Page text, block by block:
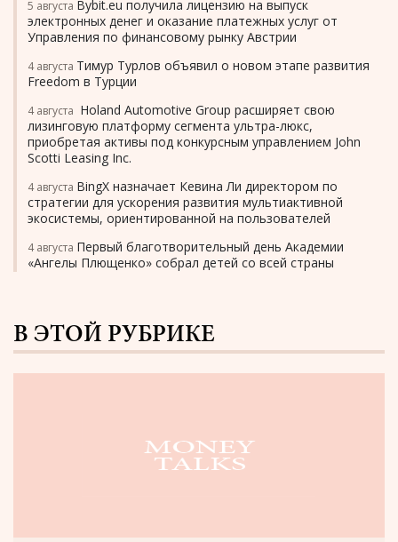
5 августа Bybit.eu получила лицензию на выпуск
электронных денег и оказание платежных услуг от
Управления по финансовому рынку Австрии
4 августа Тимур Турлов объявил о новом этапе развития
Freedom в Турции
4 августа Holand Automotive Group расширяет свою
лизинговую платформу сегмента ультра-люкс,
приобретая активы под конкурсным управлением John
Scotti Leasing Inc.
4 августа BingX назначает Кевина Ли директором по
стратегии для ускорения развития мультиактивной
экосистемы, ориентированной на пользователей
4 августа Первый благотворительный день Академии
«Ангелы Плющенко» собрал детей со всей страны
В ЭТОЙ РУБРИКЕ